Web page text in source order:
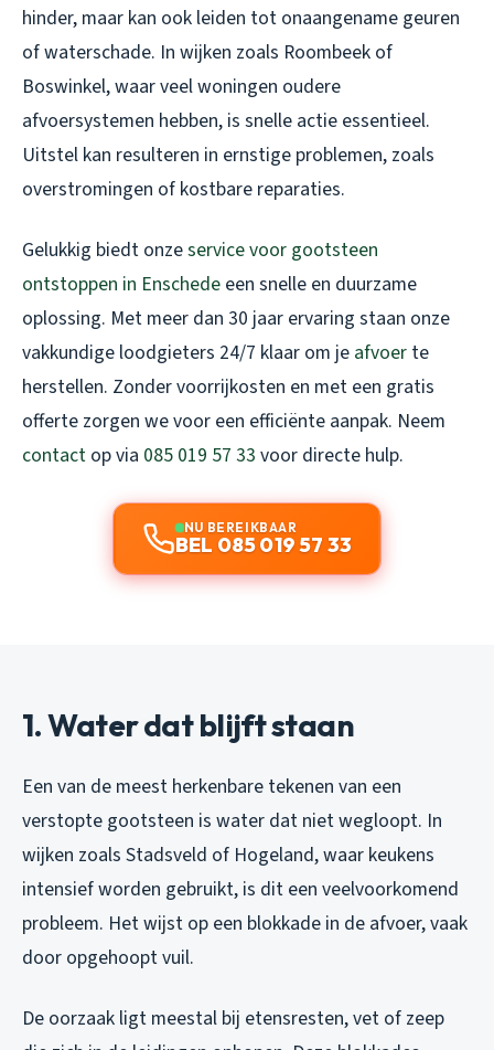
hinder, maar kan ook leiden tot onaangename geuren
of waterschade. In wijken zoals Roombeek of
Boswinkel, waar veel woningen oudere
afvoersystemen hebben, is snelle actie essentieel.
Uitstel kan resulteren in ernstige problemen, zoals
overstromingen of kostbare reparaties.
Gelukkig biedt onzeservice voor gootsteen
ontstoppen in Enschede een snelle en duurzame
oplossing. Met meer dan 30 jaar ervaring staan onze
vakkundige loodgieters 24/7 klaar om je afvoer te
herstellen. Zonder voorrijkosten en met een gratis
offerte zorgen we voor een efficiënte aanpak. Neem
contact op via 085 019 57 33 voor directe hulp.
NU BEREIKBAAR
BEL 085 019 57 33
1. Water dat blijft staan
Een van de meest herkenbare tekenen van een
verstopte gootsteen is water dat niet wegloopt. In
wijken zoals Stadsveld of Hogeland, waar keukens
intensief worden gebruikt, is dit een veelvoorkomend
probleem. Het wijst op een blokkade in de afvoer, vaak
door opgehoopt vuil.
De oorzaak ligt meestal bij etensresten, vet of zeep